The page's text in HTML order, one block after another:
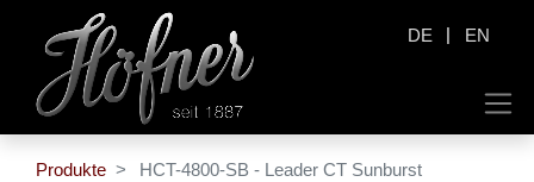
DE | EN
Produkte HCT-4800-SB - Leader CT Sunburst